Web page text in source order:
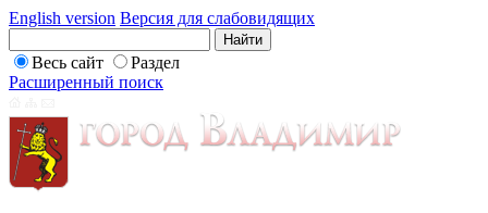
English version Версия для слабовидящих
Весь сайт
Раздел
Расширенный поиск